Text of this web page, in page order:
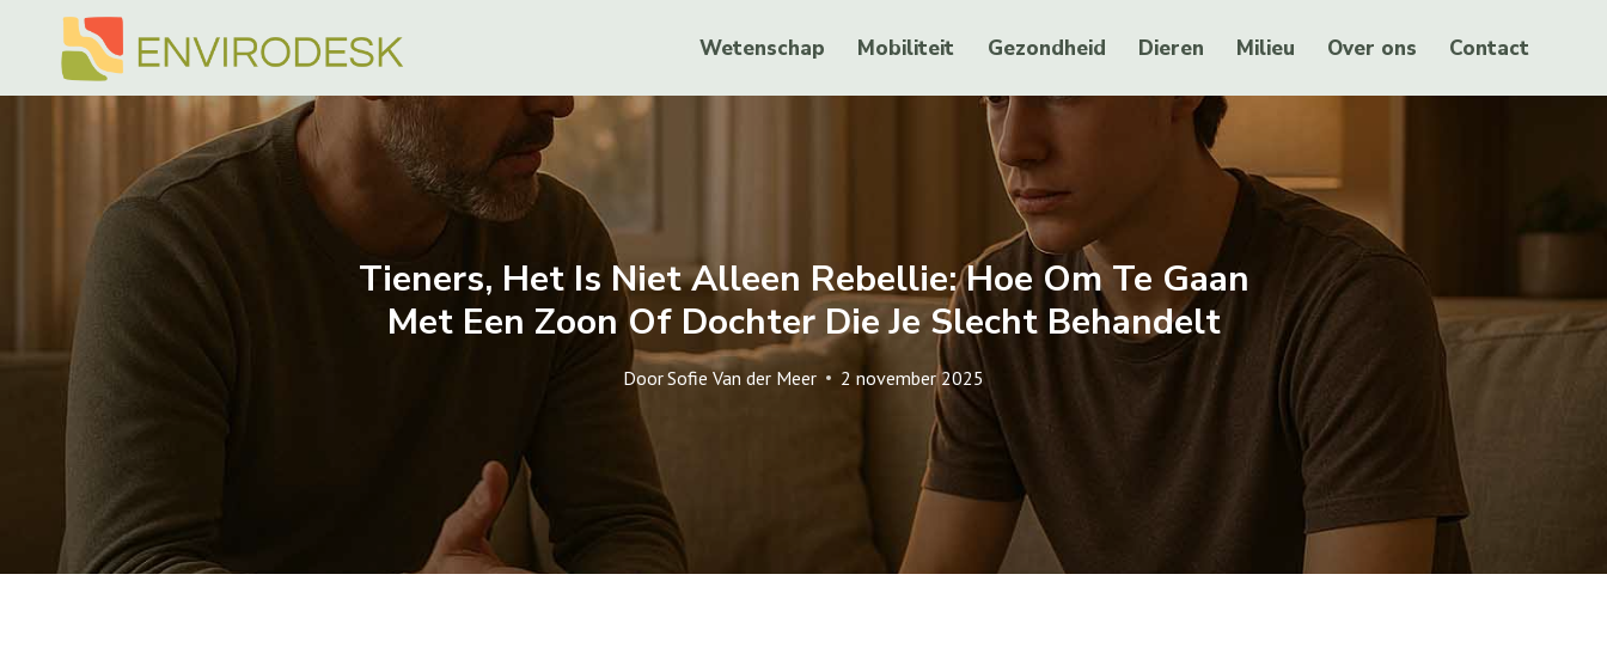
Doorgaan
Wetenschap Mobiliteit Gezondheid Dieren Milieu Over ons Contact
Tieners, Het Is Niet Alleen Rebellie: Hoe Om Te Gaan
Met Een Zoon Of Dochter Die Je Slecht Behandelt
DoorSofie Van der Meer 2 november 2025